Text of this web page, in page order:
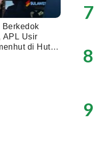
Berkedok
APL Usir
di Hutan
7
8
9